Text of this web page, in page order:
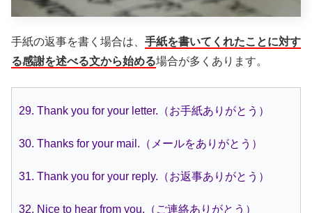
手紙の返事を書く場合は、 手紙を書いてくれたことに対す
る感謝を述べる文から始める場合が多くあります。
29. Thank you for your letter.（お手紙ありがとう）
30. Thanks for your mail.（メールをありがとう）
31. Thank you for your reply.（お返事ありがとう）
32. Nice to hear from you.（ご連絡ありがとう）